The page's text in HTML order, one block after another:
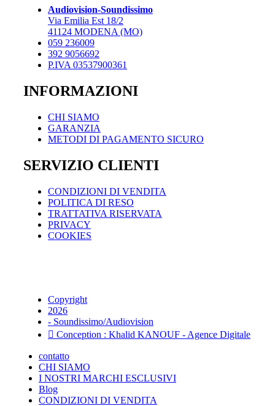
Audiovision-Soundissimo
Via Emilia Est 18/2
41124 MODENA (MO)
059 236009
392 9056692
P.IVA 03537900361
INFORMAZIONI
CHI SIAMO
GARANZIA
METODI DI PAGAMENTO SICURO
SERVIZIO CLIENTI
CONDIZIONI DI VENDITA
POLITICA DI RESO
TRATTATIVA RISERVATA
PRIVACY
COOKIES
Copyright
2026
- Soundissimo/Audiovision
Conception : Khalid KANOUF - Agence Digitale
contatto
CHI SIAMO
I NOSTRI MARCHI ESCLUSIVI
Blog
CONDIZIONI DI VENDITA